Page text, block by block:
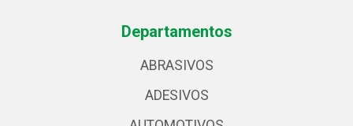
Departamentos
ABRASIVOS
ADESIVOS